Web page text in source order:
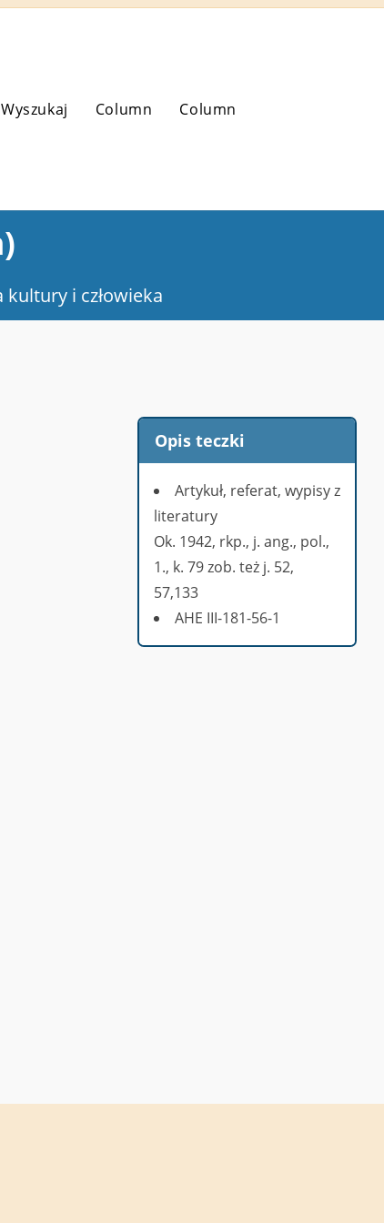
Wyszukaj Column Column
kultury i człowieka
Opis teczki
Artykuł, referat, wypisy z
literatury
Ok. 1942, rkp., j. ang., pol.,
1., k. 79 zob. też j. 52,
57,133
AHE III-181-56-1